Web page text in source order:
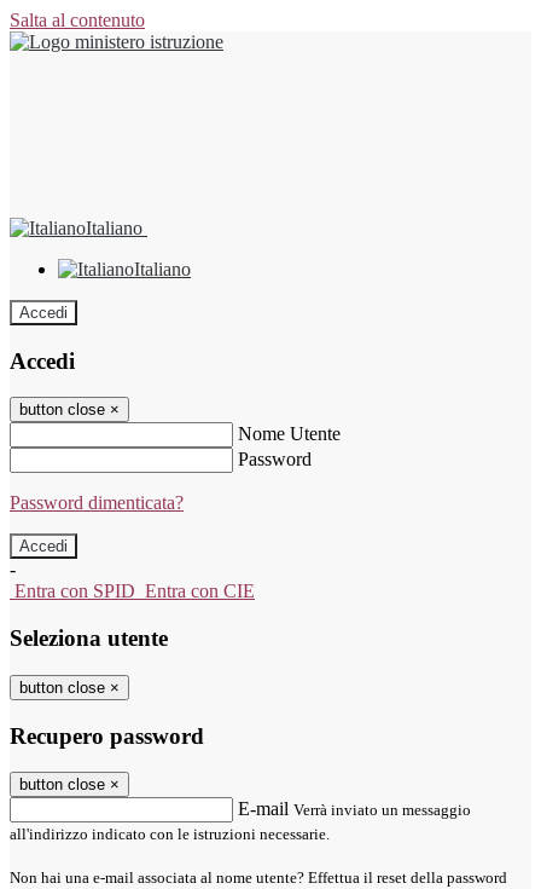
Salta al contenuto
Italiano
Italiano
Accedi
Accedi
button close ×
Nome Utente
Password
Password dimenticata?
-
Entra con SPID Entra con CIE
Seleziona utente
button close ×
Recupero password
button close ×
E-mail Verrà inviato un messaggio
all'indirizzo indicato con le istruzioni necessarie.
Non hai una e-mail associata al nome utente? Effettua il reset della password